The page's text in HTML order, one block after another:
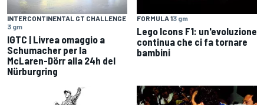
INTERCONTINENTAL GT CHALLENGE
3 gm
IGTC | Livrea omaggio a
Schumacher per la
McLaren-Dörr alla 24h del
Nürburgring
FORMULA 13 gm
Lego Icons F1: un'evoluzione
continua che ci fa tornare
bambini